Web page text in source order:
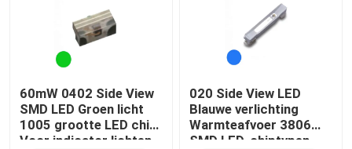
60mW 0402 Side View
SMD LED Groen licht
1005 grootte LED chip
Voor indicator lichten
020 Side View LED
Blauwe verlichting
Warmteafvoer 3806
SMD LED-chiptypen